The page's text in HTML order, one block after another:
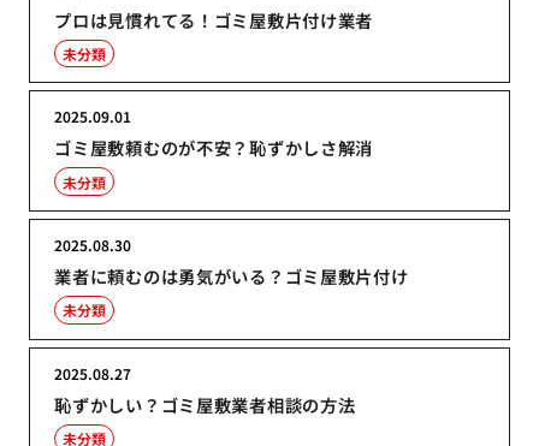
プロは見慣れてる！ゴミ屋敷片付け業者
未分類
ゴミ屋敷頼むのが不安？恥ずかしさ解消
2025.09.01
未分類
業者に頼むのは勇気がいる？ゴミ屋敷片付け
2025.08.30
未分類
恥ずかしい？ゴミ屋敷業者相談の方法
2025.08.27
未分類